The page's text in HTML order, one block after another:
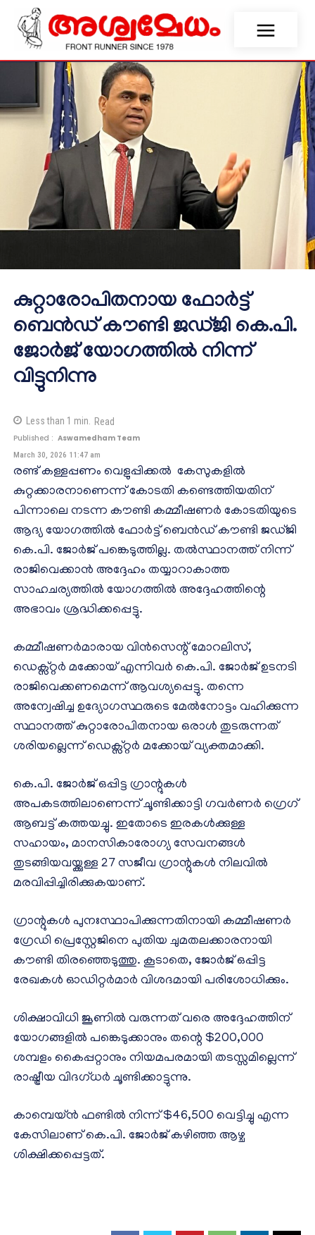
കുറ്റാരോപിതനായ ഫോർട്ട്
ബെൻഡ് കൗണ്ടി ജഡ്ജി കെ.പി.
ജോർജ് യോഗത്തിൽ നിന്ന്
വിട്ടുനിന്നു
Less than 1 min. Read
Published : Aswamedham Team
March 30, 2026 11:47 am
രണ്ട് കള്ളപ്പണം വെളുപ്പിക്കൽ കേസുകളിൽ
കുറ്റക്കാരനാണെന്ന് കോടതി കണ്ടെത്തിയതിന്
പിന്നാലെ നടന്ന കൗണ്ടി കമ്മീഷണർ കോടതിയുടെ
ആദ്യ യോഗത്തിൽ ഫോർട്ട് ബെൻഡ് കൗണ്ടി ജഡ്ജി
കെ.പി. ജോർജ് പങ്കെടുത്തില്ല. തൽസ്ഥാനത്ത് നിന്ന്
രാജിവെക്കാൻ അദ്ദേഹം തയ്യാറാകാത്ത
സാഹചര്യത്തിൽ യോഗത്തിൽ അദ്ദേഹത്തിന്റെ
അഭാവം ശ്രദ്ധിക്കപ്പെട്ടു.
കമ്മീഷണർമാരായ വിൻസെന്റ് മോറലിസ്,
ഡെക്സ്റ്റർ മക്കോയ് എന്നിവർ കെ.പി. ജോർജ് ഉടനടി
രാജിവെക്കണമെന്ന് ആവശ്യപ്പെട്ടു. തന്നെ
അന്വേഷിച്ച ഉദ്യോഗസ്ഥരുടെ മേൽനോട്ടം വഹിക്കുന്ന
സ്ഥാനത്ത് കുറ്റാരോപിതനായ ഒരാൾ തുടരുന്നത്
ശരിയല്ലെന്ന് ഡെക്സ്റ്റർ മക്കോയ് വ്യക്തമാക്കി.
കെ.പി. ജോർജ് ഒപ്പിട്ട ഗ്രാന്റുകൾ
അപകടത്തിലാണെന്ന് ചൂണ്ടിക്കാട്ടി ഗവർണർ ഗ്രെഗ്
ആബട്ട് കത്തയച്ചു. ഇതോടെ ഇരകൾക്കുള്ള
സഹായം, മാനസികാരോഗ്യ സേവനങ്ങൾ
തുടങ്ങിയവയ്ക്കുള്ള 27 സജീവ ഗ്രാന്റുകൾ നിലവിൽ
മരവിപ്പിച്ചിരിക്കുകയാണ്.
ഗ്രാന്റുകൾ പുനഃസ്ഥാപിക്കുന്നതിനായി കമ്മീഷണർ
ഗ്രേഡി പ്രെസ്റ്റേജിനെ പുതിയ ചുമതലക്കാരനായി
കൗണ്ടി തിരഞ്ഞെടുത്തു. കൂടാതെ, ജോർജ് ഒപ്പിട്ട
രേഖകൾ ഓഡിറ്റർമാർ വിശദമായി പരിശോധിക്കും.
ശിക്ഷാവിധി ജൂണിൽ വരുന്നത് വരെ അദ്ദേഹത്തിന്
യോഗങ്ങളിൽ പങ്കെടുക്കാനും തന്റെ $200,000
ശമ്പളം കൈപ്പറ്റാനും നിയമപരമായി തടസ്സമില്ലെന്ന്
രാഷ്ട്രീയ വിദഗ്ധർ ചൂണ്ടിക്കാട്ടുന്നു.
കാമ്പെയ്‌ൻ ഫണ്ടിൽ നിന്ന് $46,500 വെട്ടിച്ചു എന്ന
കേസിലാണ് കെ.പി. ജോർജ് കഴിഞ്ഞ ആഴ്ച
ശിക്ഷിക്കപ്പെട്ടത്.